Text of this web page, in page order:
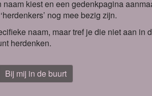
naam kiest en een gedenkpagina
nog mee bezig zijn.
naam, maar tref je die niet aan
herdenken.
Bij mij in de buurt